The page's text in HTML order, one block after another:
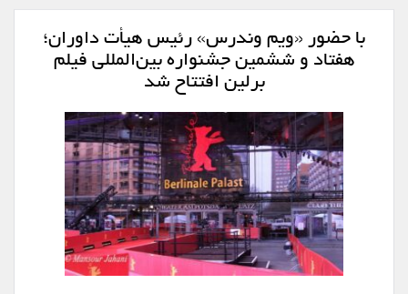
با حضور «ویم وندرس» رئیس هیأت داوران؛
هفتاد و ششمین جشنواره بین‌المللی فیلم
برلین افتتاح شد